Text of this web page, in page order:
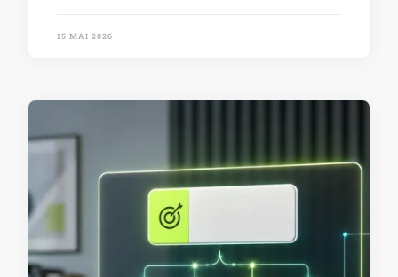
15 MAI 2026